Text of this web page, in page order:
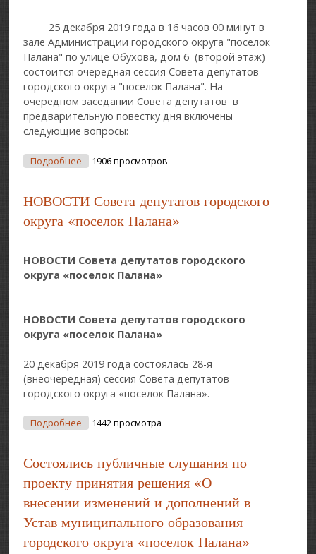
25 декабря 2019 года в 16 часов 00 минут в
зале Администрации городского округа "поселок
Палана" по улице Обухова, дом 6 (второй этаж)
состоится очередная сессия Совета депутатов
городского округа "поселок Палана". На
очередном заседании Совета депутатов в
предварительную повестку дня включены
следующие вопросы:
Подробнее О ОБ ОЧЕРЕДНОЙ СЕССИИ СОВЕТА ДЕПУТАТОВ
1906 просмотров
НОВОСТИ Совета депутатов городского
округа «поселок Палана»
НОВОСТИ Совета депутатов городского
округа «поселок Палана»
НОВОСТИ Совета депутатов городского
округа «поселок Палана»
20 декабря 2019 года состоялась 28-я
(внеочередная) сессия Совета депутатов
городского округа «поселок Палана».
Подробнее О НОВОСТИ Совета Депутатов Городского Округа
1442 просмотра
Состоялись публичные слушания по
проекту принятия решения «О
внесении изменений и дополнений в
Устав муниципального образования
городского округа «поселок Палана»